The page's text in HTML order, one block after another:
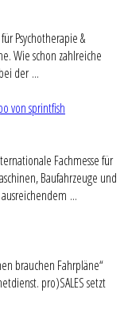
Psychotherapie &
Wie schon zahlreiche
der ...
von sprintfish
Fachmesse für
Baufahrzeuge und
...
brauchen Fahrpläne“
pro)SALES setzt